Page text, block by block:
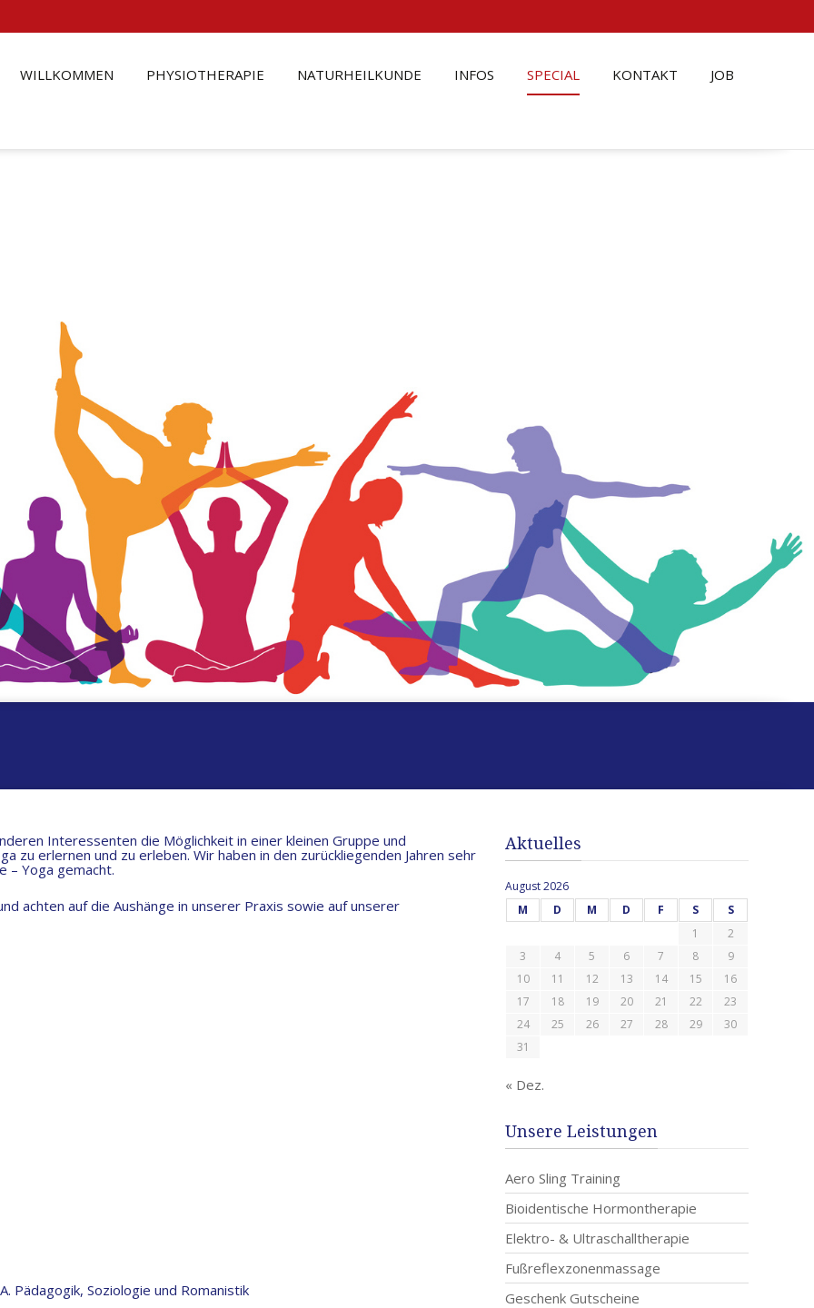
WILLKOMMEN PHYSIOTHERAPIE NATURHEILKUNDE INFOS SPECIAL KONTAKT JOB
Interessenten die Möglichkeit in einer kleinen Gruppe und
zu erlernen und zu erleben. Wir haben in den zurückliegenden Jahren sehr
– Yoga gemacht.
achten auf die Aushänge in unserer Praxis sowie auf unserer
Pädagogik, Soziologie und Romanistik
Aktuelles
August 2026
M
D M D F S
S
1
2
3
4 5 6 7 8
9
10
11 12 13 14 15
16
17
18 19 20 21 22
23
24
25 26 27 28 29
30
31
« Dez.
Unsere Leistungen
Aero Sling Training
Bioidentische Hormontherapie
Elektro- & Ultraschalltherapie
Fußreflexzonenmassage
Geschenk Gutscheine